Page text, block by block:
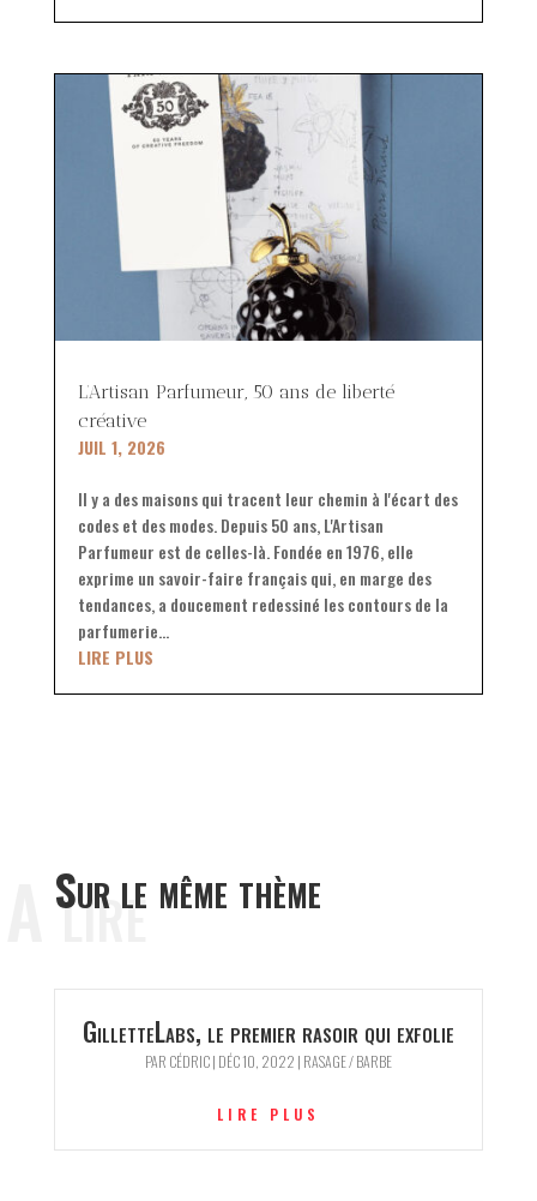
L’Artisan Parfumeur, 50 ans de liberté
créative
JUIL 1, 2026
Il y a des maisons qui tracent leur chemin à l'écart des
codes et des modes. Depuis 50 ans, L'Artisan
Parfumeur est de celles-là. Fondée en 1976, elle
exprime un savoir-faire français qui, en marge des
tendances, a doucement redessiné les contours de la
parfumerie...
LIRE PLUS
Sur le même thème
A lire
GilletteLabs, le premier rasoir qui exfolie
PAR CÉDRIC| DÉC 10, 2022 | RASAGE / BARBE
LIRE PLUS